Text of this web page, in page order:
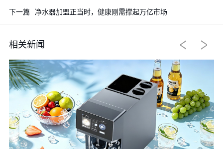
下一篇 净水器加盟正当时，健康刚需撑起万亿市场
相关新闻